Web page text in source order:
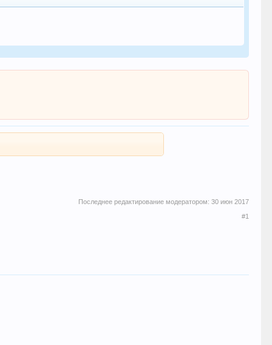
Последнее редактирование модератором: 30 июн 2017
#1